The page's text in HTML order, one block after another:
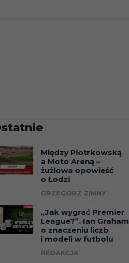
Między Piotrkowską
a Moto Areną –
żużlowa opowieść
o Łodzi
GRZEGORZ ZIMNY
„Jak wygrać Premier
League?”. Ian Graham
o znaczeniu liczb
i modeli w futbolu
REDAKCJA